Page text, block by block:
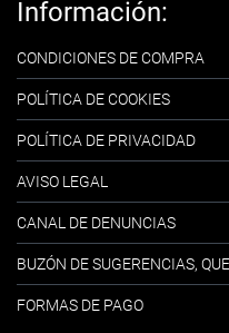
Información:
CONDICIONES DE COMPRA
POLÍTICA DE COOKIES
POLÍTICA DE PRIVACIDAD
AVISO LEGAL
CANAL DE DENUNCIAS
BUZÓN DE SUGERENCIAS,
FORMAS DE PAGO